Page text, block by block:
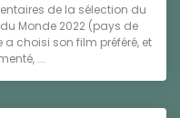
de la sélection du
Monde 2022 (pays de
a choisi son film préféré, et
...